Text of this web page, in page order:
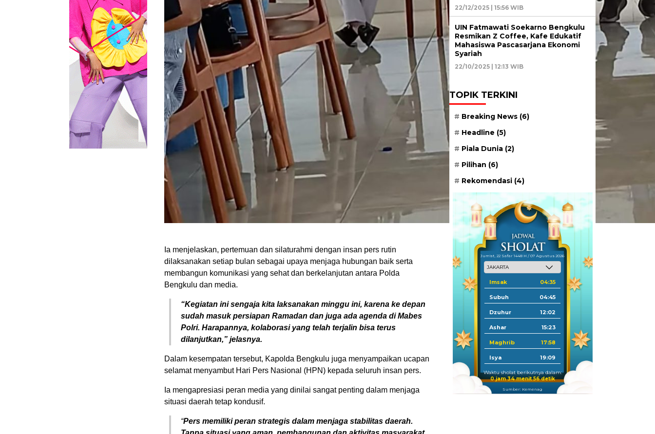
Ia menjelaskan, pertemuan dan silaturahmi dengan insan pers rutin
dilaksanakan setiap bulan sebagai upaya menjaga hubungan baik serta
membangun komunikasi yang sehat dan berkelanjutan antara Polda
Bengkulu dan media.
“Kegiatan ini sengaja kita laksanakan minggu ini, karena ke depan
sudah masuk persiapan Ramadan dan juga ada agenda di Mabes
Polri. Harapannya, kolaborasi yang telah terjalin bisa terus
dilanjutkan,” jelasnya.
Dalam kesempatan tersebut, Kapolda Bengkulu juga menyampaikan ucapan
selamat menyambut Hari Pers Nasional (HPN) kepada seluruh insan pers.
Ia mengapresiasi peran media yang dinilai sangat penting dalam menjaga
situasi daerah tetap kondusif.
“Pers memiliki peran strategis dalam menjaga stabilitas daerah.
22/12/2025 | 15:56 WIB
UIN Fatmawati Soekarno Bengkulu
Resmikan Z Coffee, Kafe Edukatif
Mahasiswa Pascasarjana Ekonomi
Syariah
22/10/2025 | 12:13 WIB
TOPIK TERKINI
Breaking News (6)
Headline (5)
Piala Dunia (2)
Pilihan (6)
Rekomendasi (4)
Jum'at, 22 Safar 1448 H / 07 Agustus 2026
Imsak 04:35
Subuh 04:45
Dzuhur 12:02
Ashar 15:23
Maghrib 17:58
Isya 19:09
Waktu sholat berikutnya dalam:
0 jam 34 menit 55 detik
Sumber: Kemenag